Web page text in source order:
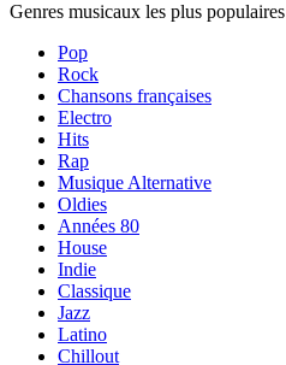
Genres musicaux les plus populaires
Pop
Rock
Chansons françaises
Electro
Hits
Rap
Musique Alternative
Oldies
Années 80
House
Indie
Classique
Jazz
Latino
Chillout